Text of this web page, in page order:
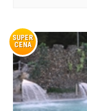
SUPER
CENA